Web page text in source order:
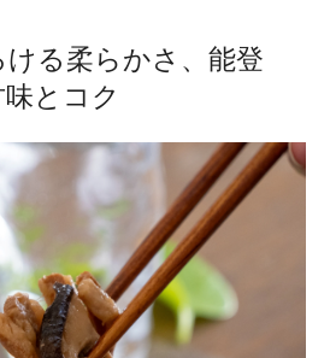
る柔らかさ、能登
とコク